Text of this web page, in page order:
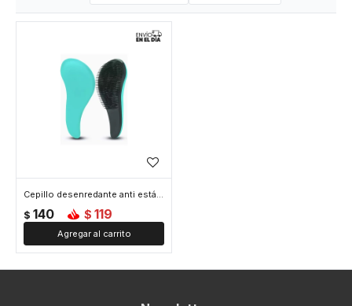
Cepillo desenredante anti estática - Turquesa
$ 140 $ 119